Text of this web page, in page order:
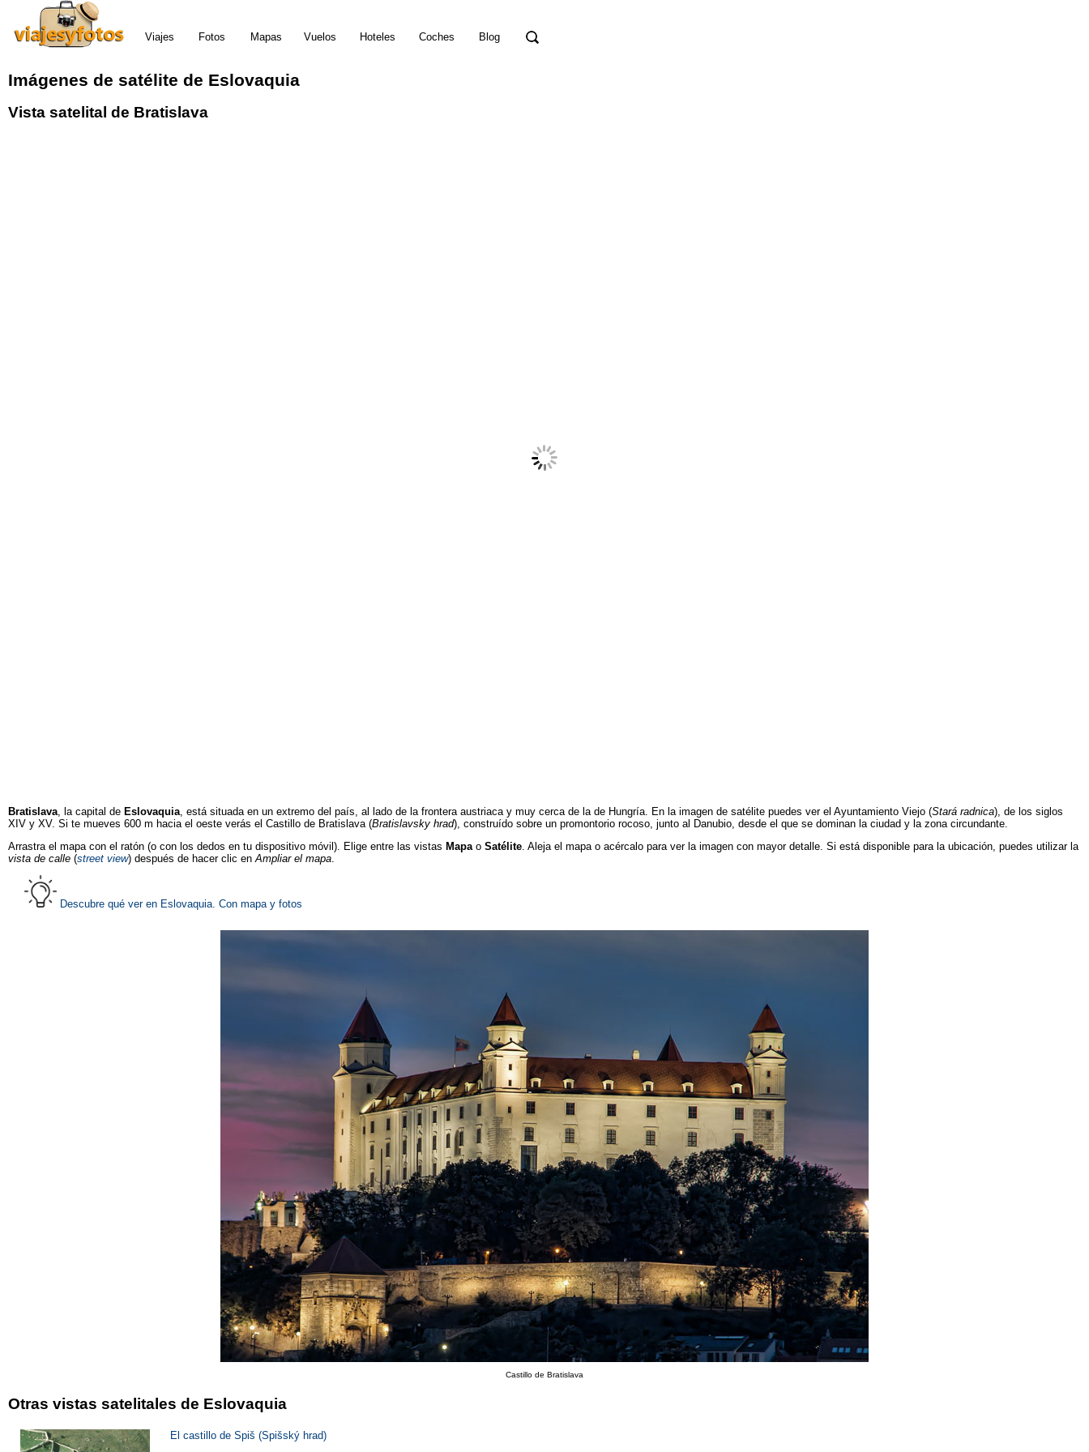
Viajes Fotos Mapas Vuelos Hoteles Coches Blog
Imágenes de satélite de Eslovaquia
Vista satelital de Bratislava
Bratislava , la capital de Eslovaquia , está situada en un extremo del país, al lado de la frontera austriaca y muy cerca de la de Hungría. En la imagen de satélite puedes ver el Ayuntamiento Viejo (Stará radnica), de los siglos
XIV y XV. Si te mueves 600 m hacia el oeste verás el Castillo de Bratislava (Bratislavsky hrad), construído sobre un promontorio rocoso, junto al Danubio, desde el que se dominan la ciudad y la zona circundante.
Arrastra el mapa con el ratón (o con los dedos en tu dispositivo móvil). Elige entre las vistas Mapa o Satélite . Aleja el mapa o acércalo para ver la imagen con mayor detalle. Si está disponible para la ubicación, puedes utilizar la
vista de calle (street view) después de hacer clic en Ampliar el mapa
Descubre qué ver en Eslovaquia. Con mapa y fotos
Castillo de Bratislava
Otras vistas satelitales de Eslovaquia
El castillo de Spiš (Spišský hrad)